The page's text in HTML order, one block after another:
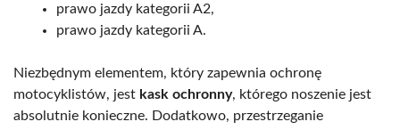
prawo jazdy kategorii A2,
prawo jazdy kategorii A.
Niezbędnym elementem, który zapewnia ochronę
motocyklistów, jest kask ochronny, którego noszenie jest
absolutnie konieczne. Dodatkowo, przestrzeganie